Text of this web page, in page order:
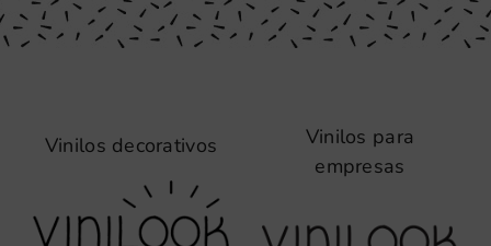
Vinilos decorativos
Vinilos para
empresas